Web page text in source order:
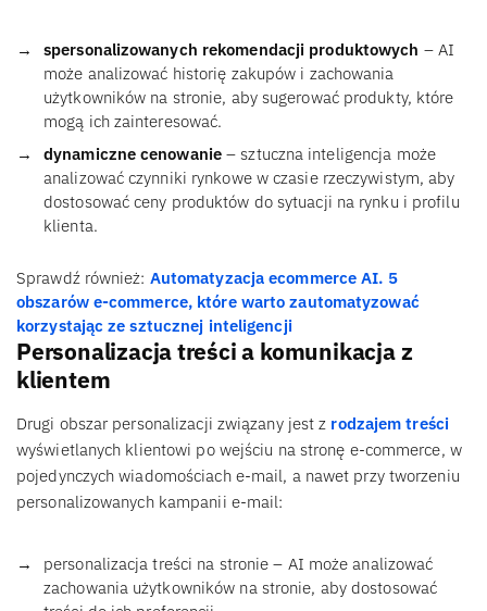
spersonalizowanych rekomendacji produktowych – AI
może analizować historię zakupów i zachowania
użytkowników na stronie, aby sugerować produkty, które
mogą ich zainteresować.
dynamiczne cenowanie – sztuczna inteligencja może
analizować czynniki rynkowe w czasie rzeczywistym, aby
dostosować ceny produktów do sytuacji na rynku i profilu
klienta.
Sprawdź również: Automatyzacja ecommerce AI. 5
obszarów e-commerce, które warto zautomatyzować
korzystając ze sztucznej inteligencji
Personalizacja treści a komunikacja z
klientem
Drugi obszar personalizacji związany jest z rodzajem treści
wyświetlanych klientowi po wejściu na stronę e-commerce, w
pojedynczych wiadomościach e-mail, a nawet przy tworzeniu
personalizowanych kampanii e-mail:
personalizacja treści na stronie – AI może analizować
zachowania użytkowników na stronie, aby dostosować